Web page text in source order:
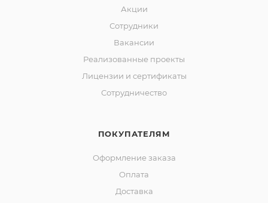
Акции
Сотрудники
Вакансии
Реализованные проекты
Лицензии и сертификаты
Сотрудничество
ПОКУПАТЕЛЯМ
Оформление заказа
Оплата
Доставка